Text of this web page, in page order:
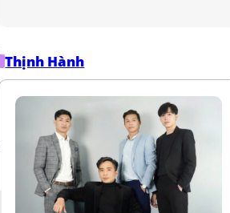
Thịnh Hành